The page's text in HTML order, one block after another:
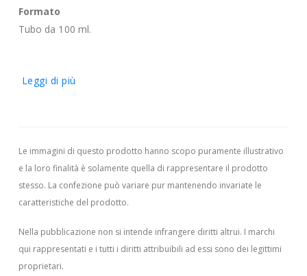
Formato
Tubo da 100 ml.
Leggi di più
Le immagini di questo prodotto hanno scopo puramente illustrativo
e la loro finalità è solamente quella di rappresentare il prodotto
stesso. La confezione può variare pur mantenendo invariate le
caratteristiche del prodotto.
Nella pubblicazione non si intende infrangere diritti altrui. I marchi
qui rappresentati e i tutti i diritti attribuibili ad essi sono dei legittimi
proprietari.